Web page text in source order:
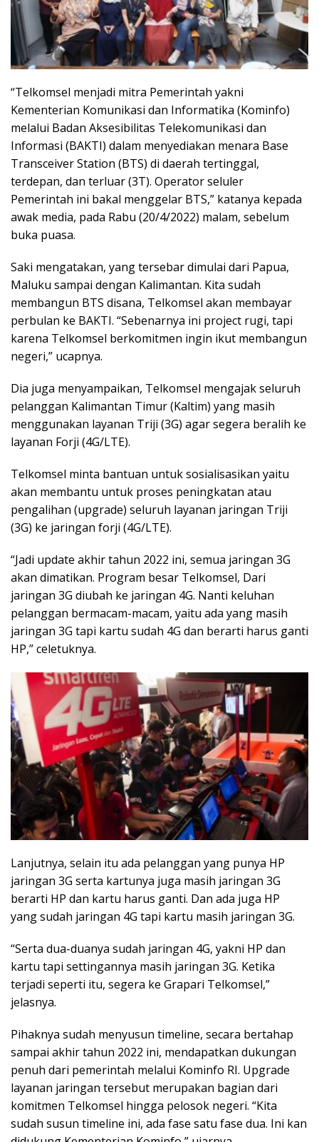
“Telkomsel menjadi mitra Pemerintah yakni
Kementerian Komunikasi dan Informatika (Kominfo)
melalui Badan Aksesibilitas Telekomunikasi dan
Informasi (BAKTI) dalam menyediakan menara Base
Transceiver Station (BTS) di daerah tertinggal,
terdepan, dan terluar (3T). Operator seluler
Pemerintah ini bakal menggelar BTS,” katanya kepada
awak media, pada Rabu (20/4/2022) malam, sebelum
buka puasa.
Saki mengatakan, yang tersebar dimulai dari Papua,
Maluku sampai dengan Kalimantan. Kita sudah
membangun BTS disana, Telkomsel akan membayar
perbulan ke BAKTI. “Sebenarnya ini project rugi, tapi
karena Telkomsel berkomitmen ingin ikut membangun
negeri,” ucapnya.
Dia juga menyampaikan, Telkomsel mengajak seluruh
pelanggan Kalimantan Timur (Kaltim) yang masih
menggunakan layanan Triji (3G) agar segera beralih ke
layanan Forji (4G/LTE).
Telkomsel minta bantuan untuk sosialisasikan yaitu
akan membantu untuk proses peningkatan atau
pengalihan (upgrade) seluruh layanan jaringan Triji
(3G) ke jaringan forji (4G/LTE).
“Jadi update akhir tahun 2022 ini, semua jaringan 3G
akan dimatikan. Program besar Telkomsel, Dari
jaringan 3G diubah ke jaringan 4G. Nanti keluhan
pelanggan bermacam-macam, yaitu ada yang masih
jaringan 3G tapi kartu sudah 4G dan berarti harus ganti
HP,” celetuknya.
Lanjutnya, selain itu ada pelanggan yang punya HP
jaringan 3G serta kartunya juga masih jaringan 3G
berarti HP dan kartu harus ganti. Dan ada juga HP
yang sudah jaringan 4G tapi kartu masih jaringan 3G.
“Serta dua-duanya sudah jaringan 4G, yakni HP dan
kartu tapi settingannya masih jaringan 3G. Ketika
terjadi seperti itu, segera ke Grapari Telkomsel,”
jelasnya.
Pihaknya sudah menyusun timeline, secara bertahap
sampai akhir tahun 2022 ini, mendapatkan dukungan
penuh dari pemerintah melalui Kominfo RI. Upgrade
layanan jaringan tersebut merupakan bagian dari
komitmen Telkomsel hingga pelosok negeri. “Kita
sudah susun timeline ini, ada fase satu fase dua. Ini kan